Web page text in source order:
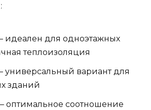
идеален для одноэтажных
теплоизоляция
универсальный вариант для
зданий
оптимальное соотношение